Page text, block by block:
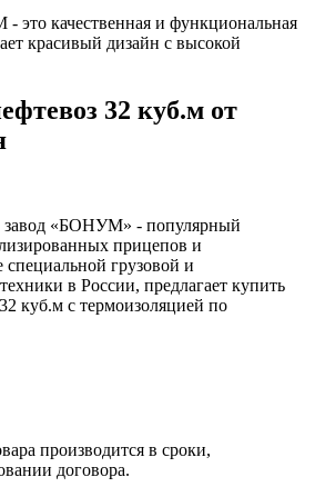
это качественная и функциональная
красивый дизайн с высокой
32 куб.м от
«БОНУМ» - популярный
прицепов и
грузовой и
в России, предлагает купить
куб.м с термоизоляцией по
производится в сроки,
договора.